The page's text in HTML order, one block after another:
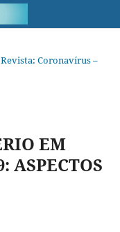
Revista: Coronavírus –
EM
ASPECTOS